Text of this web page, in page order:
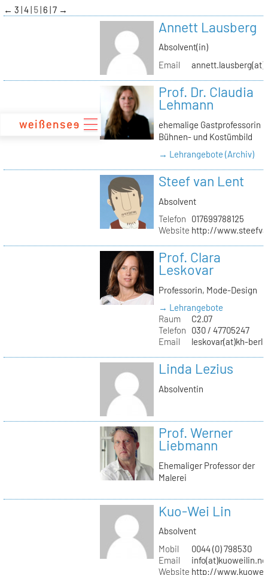
zum
Inhalt
← 3 4 5 6 7 →
Annett Lausberg
Absolvent(in)
Email
Prof. Dr. Claudia
Lehmann
ehemalige Gastprofessorin
Bühnen- und Kostümbild
→ Lehrangebote (Archiv)
Steef van Lent
Absolvent
Telefon
017699788125
Website http://
Prof. Clara
Leskovar
Professorin, Mode-Design
→ Lehrangebote
Raum
C2.07
Telefon
030 / 47705247
Email
leskovar(at)kh-
Linda Lezius
Absolventin
Prof. Werner
Liebmann
Ehemaliger Professor der
Malerei
Kuo-Wei Lin
Absolvent
Mobil
0044 (0) 798530
Email
Website http://